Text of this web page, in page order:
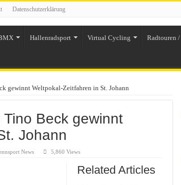
Datenschutzerklärung
Hallenradsport Virtual Cycling Radtouren
gewinnt Weltpokal-Zeitfahren in St. Johann
Beck gewinnt
Johann
News 5,860 Views
Related Articles